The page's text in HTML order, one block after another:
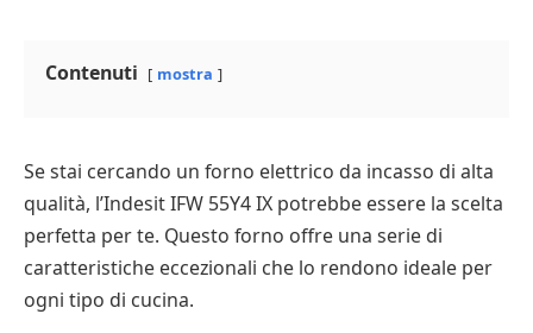
Contenuti mostra
Se stai cercando un forno elettrico da incasso di alta
qualità, l’Indesit IFW 55Y4 IX potrebbe essere la scelta
perfetta per te. Questo forno offre una serie di
caratteristiche eccezionali che lo rendono ideale per
ogni tipo di cucina.